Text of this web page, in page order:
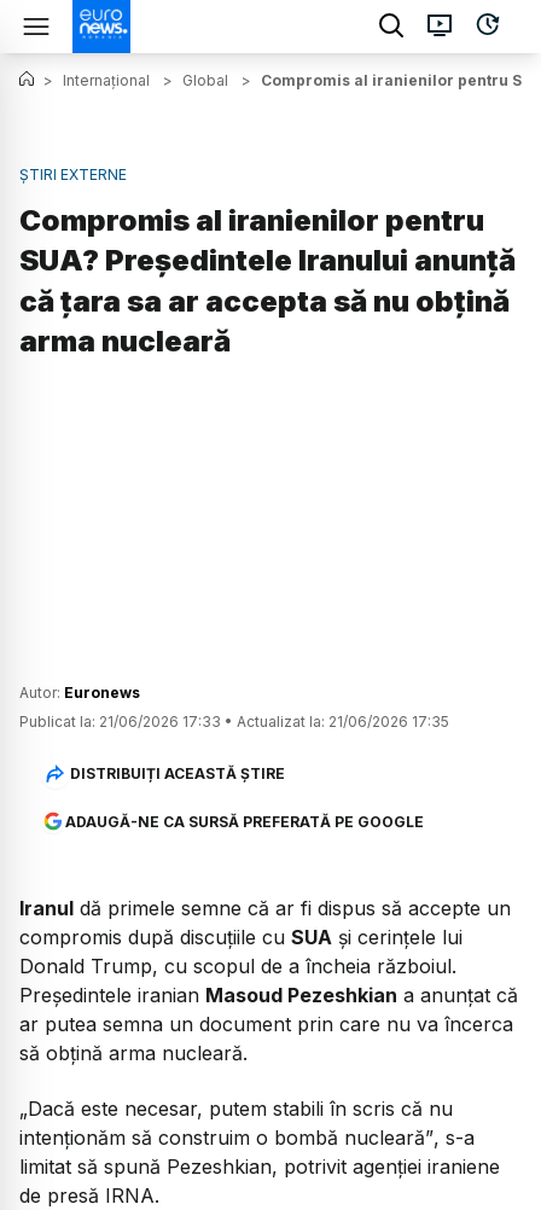
> Internațional > Global > Compromis al iranienilor pentru
ȘTIRI EXTERNE
Compromis al iranienilor pentru
SUA? Președintele Iranului anunță
că țara sa ar accepta să nu obțină
arma nucleară
Autor: Euronews
Publicat la: 21/06/2026 17:33 • Actualizat la: 21/06/2026 17:35
DISTRIBUIȚI ACEASTĂ ȘTIRE
ADAUGĂ-NE CA SURSĂ PREFERATĂ PE GOOGLE
Iranul dă primele semne că ar fi dispus să accepte un
compromis după discuțiile cu SUA și cerințele lui
Donald Trump, cu scopul de a încheia războiul.
Președintele iranian Masoud Pezeshkian a anunțat că
ar putea semna un document prin care nu va încerca
să obţină arma nucleară.
„Dacă este necesar, putem stabili în scris că nu
intenţionăm să construim o bombă nucleară”, s-a
limitat să spună Pezeshkian, potrivit agenției iraniene
de presă IRNA.